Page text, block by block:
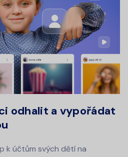
odhalit a vypořádat
k účtům svých dětí na